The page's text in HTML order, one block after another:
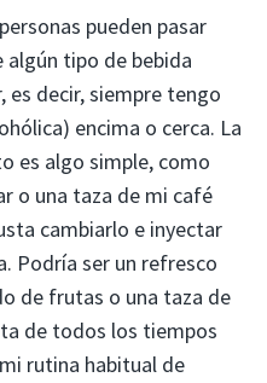
pueden pasar
tipo de bebida
es decir, siempre tengo
encima o cerca. La
es algo simple, como
o una taza de mi café
cambiarlo e inyectar
Podría ser un refresco
de frutas o una taza de
de todos los tiempos
rutina habitual de